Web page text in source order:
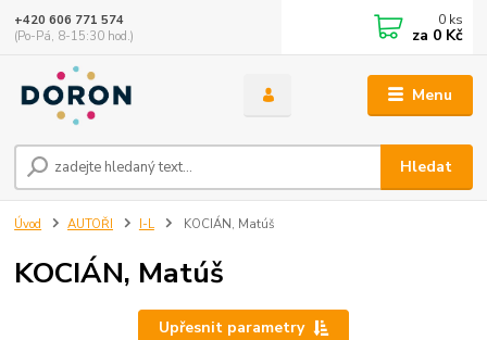
Menu
Hledat
+420 606 771 574
(Po-Pá, 8-15:30 hod.)
0 ks
za 0 Kč
Úvod AUTOŘI I-L KOCIÁN, Matúš
KOCIÁN, Matúš
Upřesnit parametry